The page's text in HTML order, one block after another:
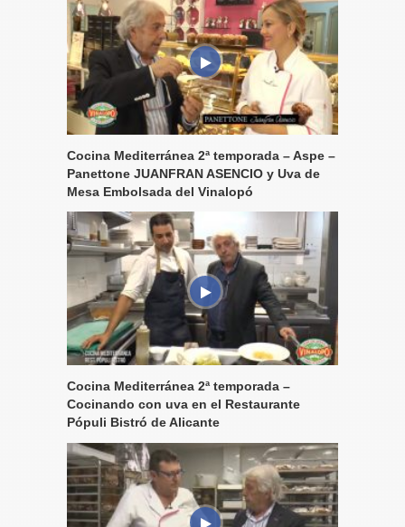
Cocina Mediterránea 2ª temporada – Aspe –
Panettone JUANFRAN ASENCIO y Uva de
Mesa Embolsada del Vinalopó
Cocina Mediterránea 2ª temporada –
Cocinando con uva en el Restaurante
Pópuli Bistró de Alicante